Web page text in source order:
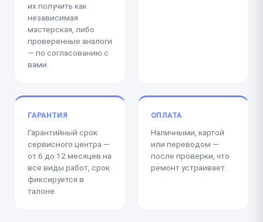
их получить как
независимая
мастерская, либо
проверенные аналоги
— по согласованию с
вами.
ГАРАНТИЯ
Гарантийный срок
сервисного центра —
от 6 до 12 месяцев на
все виды работ, срок
фиксируется в
талоне.
ОПЛАТА
Наличными, картой
или переводом —
после проверки, что
ремонт устраивает.